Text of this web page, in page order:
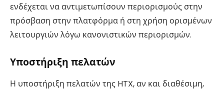
ενδέχεται να αντιμετωπίσουν περιορισμούς στην
πρόσβαση στην πλατφόρμα ή στη χρήση ορισμένων
λειτουργιών λόγω κανονιστικών περιορισμών.
Υποστήριξη πελατών
Η υποστήριξη πελατών της HTX, αν και διαθέσιμη,